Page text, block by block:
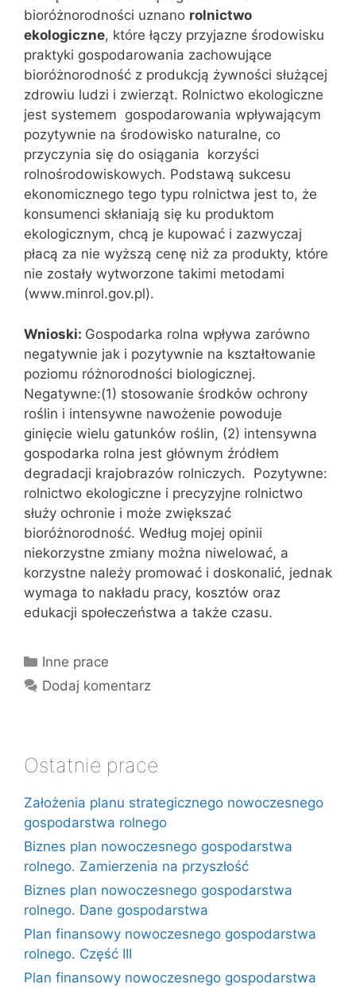
bioróżnorodności uznano rolnictwo
ekologiczne, które łączy przyjazne środowisku
praktyki gospodarowania zachowujące
bioróżnorodność z produkcją żywności służącej
zdrowiu ludzi i zwierząt. Rolnictwo ekologiczne
jest systemem gospodarowania wpływającym
pozytywnie na środowisko naturalne, co
przyczynia się do osiągania korzyści
rolnośrodowiskowych. Podstawą sukcesu
ekonomicznego tego typu rolnictwa jest to, że
konsumenci skłaniają się ku produktom
ekologicznym, chcą je kupować i zazwyczaj
płacą za nie wyższą cenę niż za produkty, które
nie zostały wytworzone takimi metodami
(www.minrol.gov.pl).
Wnioski: Gospodarka rolna wpływa zarówno
negatywnie jak i pozytywnie na kształtowanie
poziomu różnorodności biologicznej.
Negatywne:(1) stosowanie środków ochrony
roślin i intensywne nawożenie powoduje
ginięcie wielu gatunków roślin, (2) intensywna
gospodarka rolna jest głównym źródłem
degradacji krajobrazów rolniczych. Pozytywne:
rolnictwo ekologiczne i precyzyjne rolnictwo
służy ochronie i może zwiększać
bioróżnorodność. Według mojej opinii
niekorzystne zmiany można niwelować, a
korzystne należy promować i doskonalić, jednak
wymaga to nakładu pracy, kosztów oraz
edukacji społeczeństwa a także czasu.
Kategorie
Inne prace
Dodaj komentarz
Ostatnie prace
Założenia planu strategicznego nowoczesnego
gospodarstwa rolnego
Biznes plan nowoczesnego gospodarstwa
rolnego. Zamierzenia na przyszłość
Biznes plan nowoczesnego gospodarstwa
rolnego. Dane gospodarstwa
Plan finansowy nowoczesnego gospodarstwa
rolnego. Część III
Plan finansowy nowoczesnego gospodarstwa